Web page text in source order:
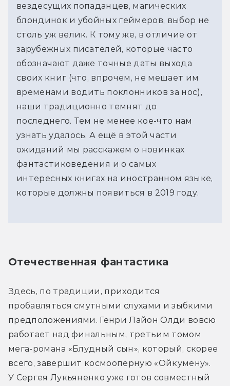
вездесущих попаданцев, магических
блондинок и убойных геймеров, выбор не
столь уж велик. К тому же, в отличие от
зарубежных писателей, которые часто
обозначают даже точные даты выхода
своих книг (что, впрочем, не мешает им
временами водить поклонников за нос),
наши традиционно темнят до
последнего. Тем не менее кое-что нам
узнать удалось. А ещё в этой части
ожиданий мы расскажем о новинках
фантастиковедения и о самых
интересных книгах на иностранном языке,
которые должны появиться в 2019 году.
Отечественная фантастика
Здесь, по традиции, приходится
пробавляться смутными слухами и зыбкими
предположениями. Генри Лайон Олди вовсю
работает над финальным, третьим томом
мега-романа «Блудный сын», который, скорее
всего, завершит космооперную «Ойкумену».
У Сергея Лукьяненко уже готов совместный